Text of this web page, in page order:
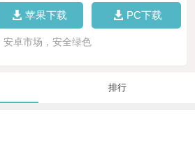
苹果下载 PC下载
安卓市场，安全绿色
排行